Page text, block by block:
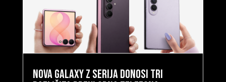
Nova Galaxy Z serija donosi tri